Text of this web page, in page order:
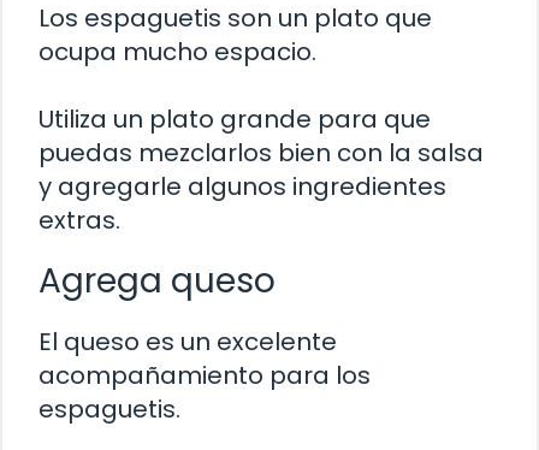
Los espaguetis son un plato que
ocupa mucho espacio.
Utiliza un plato grande para que
puedas mezclarlos bien con la salsa
y agregarle algunos ingredientes
extras.
Agrega queso
El queso es un excelente
acompañamiento para los
espaguetis.